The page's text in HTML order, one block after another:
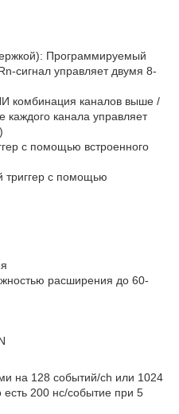
Программируемый
управляет двумя 8-
комбинация каналов выше /
канала управляет
с помощью встроенного
триггер с помощью
расширения до 60‐
на 128 событий/ch или 1024
200 нс/событие при 5